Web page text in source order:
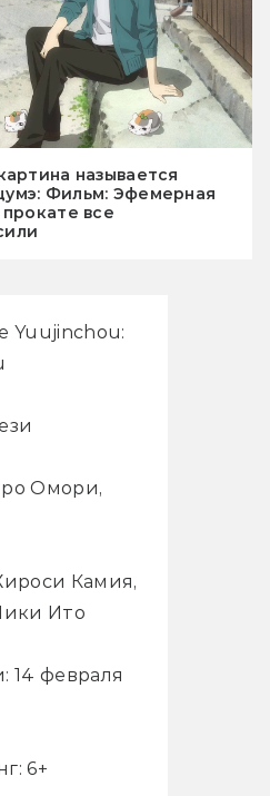
называется
Фильм: Эфемерная
все
Yuujinchou:
Омори,
Камия,
Ито
14 февраля
6+